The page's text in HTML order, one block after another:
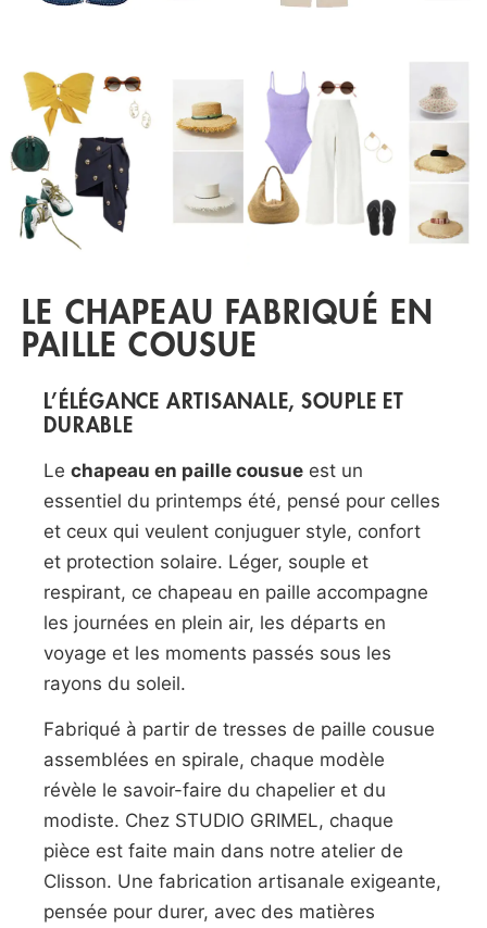
LE CHAPEAU FABRIQUÉ EN
PAILLE COUSUE
L’ÉLÉGANCE ARTISANALE, SOUPLE ET
DURABLE
Lechapeau en paille cousue est un
essentiel du printemps été, pensé pour celles
et ceux qui veulent conjuguer style, confort
et protection solaire. Léger, souple et
respirant, ce chapeau en paille accompagne
les journées en plein air, les départs en
voyage et les moments passés sous les
rayons du soleil.
Fabriqué à partir de tresses de paille cousue
assemblées en spirale, chaque modèle
révèle le savoir-faire du chapelier et du
modiste. Chez STUDIO GRIMEL, chaque
pièce est faite main dans notre atelier de
Clisson. Une fabrication artisanale exigeante,
pensée pour durer, avec des matières